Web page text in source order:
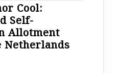
Cool:
Self-
Allotment
Netherlands